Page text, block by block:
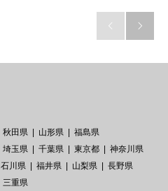
 
秋田県 山形県
福島県
埼玉県 千葉県 東京都
神奈川県
石川県 福井県 山梨県
長野県
三重県